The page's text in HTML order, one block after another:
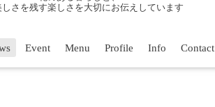
しさを残す楽しさを大切にお伝えしています
Event Menu Profile Info Contact